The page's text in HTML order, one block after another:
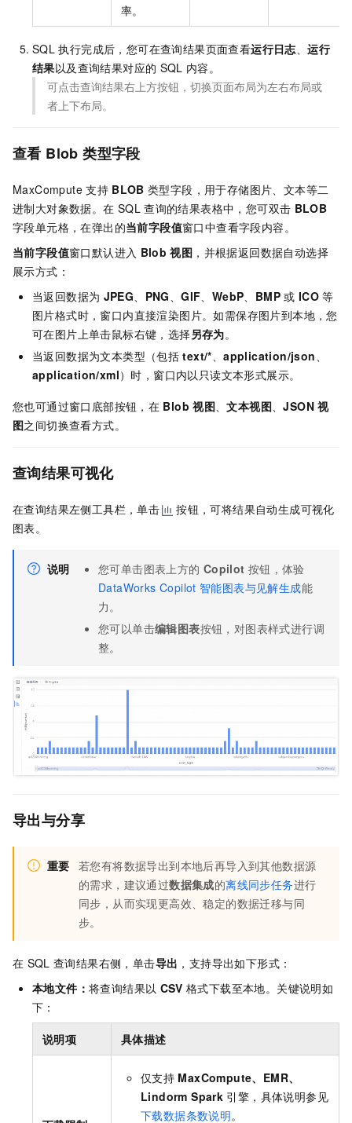
率。
SQL 执行完成后，您可在查询结果页面查看运行日志 、运行
结果以及查询结果对应的 SQL 内容。
可点击查询结果右上方按钮，切换页面布局为左右布局或
者上下布局。
查看 Blob 类型字段
MaxCompute 支持 BLOB 类型字段，用于存储图片、文本等二
进制大对象数据。在 SQL 查询的结果表格中，您可双击 BLOB
字段单元格，在弹出的当前字段值窗口中查看字段内容。
当前字段值窗口默认进入 Blob 视图 ，并根据返回数据自动选择
展示方式：
当返回数据为 JPEG PNG 、GIF WebP BMP 或 ICO 等
图片格式时，窗口内直接渲染图片。如需保存图片到本地，您
可在图片上单击鼠标右键，选择另存为。
当返回数据为文本类型（包括 text/* 、application/json
application/xml）时，窗口内以只读文本形式展示。
您也可通过窗口底部按钮，在 Blob 视图 、文本视图 、JSON 视
图之间切换查看方式。
查询结果可视化
在查询结果左侧工具栏，单击
按钮，可将结果自动生成可视化
图表。
说明 您可单击图表上方的 Copilot 按钮，体验
DataWorks Copilot 智能图表与见解生成能
力。
您可以单击编辑图表按钮，对图表样式进行调
整。
导出与分享
重要 若您有将数据导出到本地后再导入到其他数据源
的需求，建议通过数据集成的离线同步任务进行
同步，从而实现更高效、稳定的数据迁移与同
步。
在 SQL 查询结果右侧，单击导出 ，支持导出如下形式：
本地文件： 将查询结果以 CSV 格式下载至本地。关键说明如
下：
说明项 具体描述
仅支持 MaxCompute、EMR、
Lindorm Spark 引擎，具体说明参见
下载数据条数说明。